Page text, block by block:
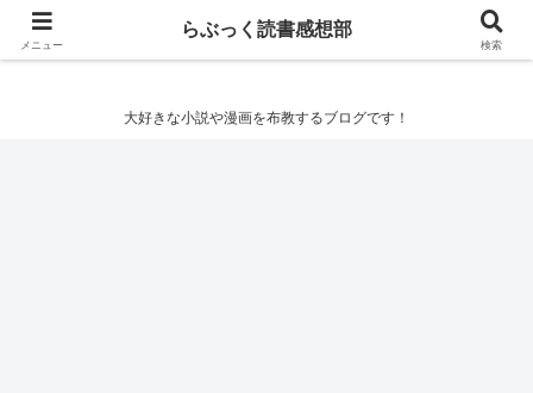
らぶっく読書感想部
大好きな小説や漫画を布教するブログです！
メニュー
らぶっく読書感想部
検索